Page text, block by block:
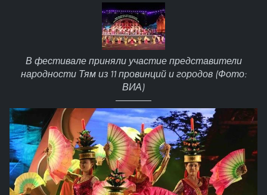
В фестивале приняли участие представители
народности Тям из 11 провинций и городов (Фото:
ВИА)